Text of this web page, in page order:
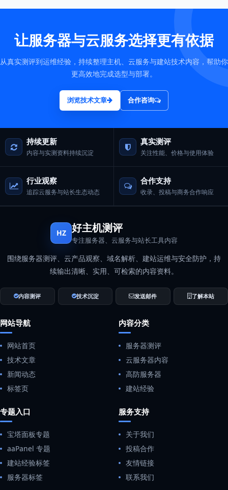
让服务器与云服务选择更有依据
从真实测评到运维经验，持续整理主机、云服务与建站技术内容，帮助你
更高效地完成选型与部署。
浏览技术文章 合作咨询
持续更新
内容与实测资料持续沉淀
真实测评
关注性能、价格与使用体验
行业观察
追踪云服务与站长生态动态
合作支持
收录、投稿与商务合作响应
HZ 好主机测评
专注服务器、云服务与站长工具内容
围绕服务器测评、云产品观察、域名解析、建站运维与安全防护，持
续输出清晰、实用、可检索的内容资料。
内容测评 技术沉淀 发送邮件 了解本站
网站导航
网站首页
技术文章
新闻动态
标签页
内容分类
服务器测评
云服务器内容
高防服务器
建站经验
专题入口
宝塔面板专题
aaPanel 专题
建站经验标签
服务器标签
服务支持
关于我们
投稿合作
友情链接
联系我们